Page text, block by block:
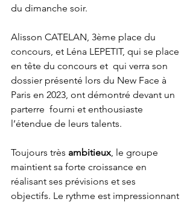
du dimanche soir.
Alisson CATELAN, 3ème place du
concours, et Léna LEPETIT, qui se place
en tête du concours et  qui verra son
dossier présenté lors du New Face à
Paris en 2023, ont démontré devant un
parterre  fourni et enthousiaste
l’étendue de leurs talents.
Toujours très ambitieux, le groupe
maintient sa forte croissance en
réalisant ses prévisions et ses
objectifs. Le rythme est impressionnant